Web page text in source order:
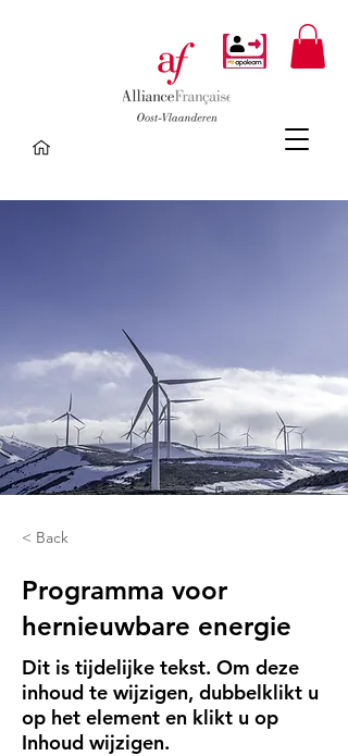
< Back
Programma voor
hernieuwbare energie
Dit is tijdelijke tekst. Om deze
inhoud te wijzigen, dubbelklikt u
op het element en klikt u op
Inhoud wijzigen.